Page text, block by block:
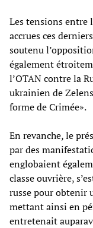
Les tensions entre
accrues ces
soutenu
également
l’OTAN contre la
ukrainien de
forme de Crimée».
En revanche, le
par des
englobaient
classe ouvrière,
russe pour
mettant ainsi en
entretenait